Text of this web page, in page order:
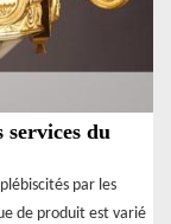
du
par les
de produit est varié